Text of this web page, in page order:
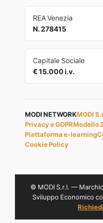
REA Venezia
N. 278415
Capitale Sociale
€ 15.000 i.v.
MODI NETWORKMODI
Privacy e GDPRModello
Piattaforma e-learning
Cookie Policy
© MODI S.r.l. —
Sviluppo Economico